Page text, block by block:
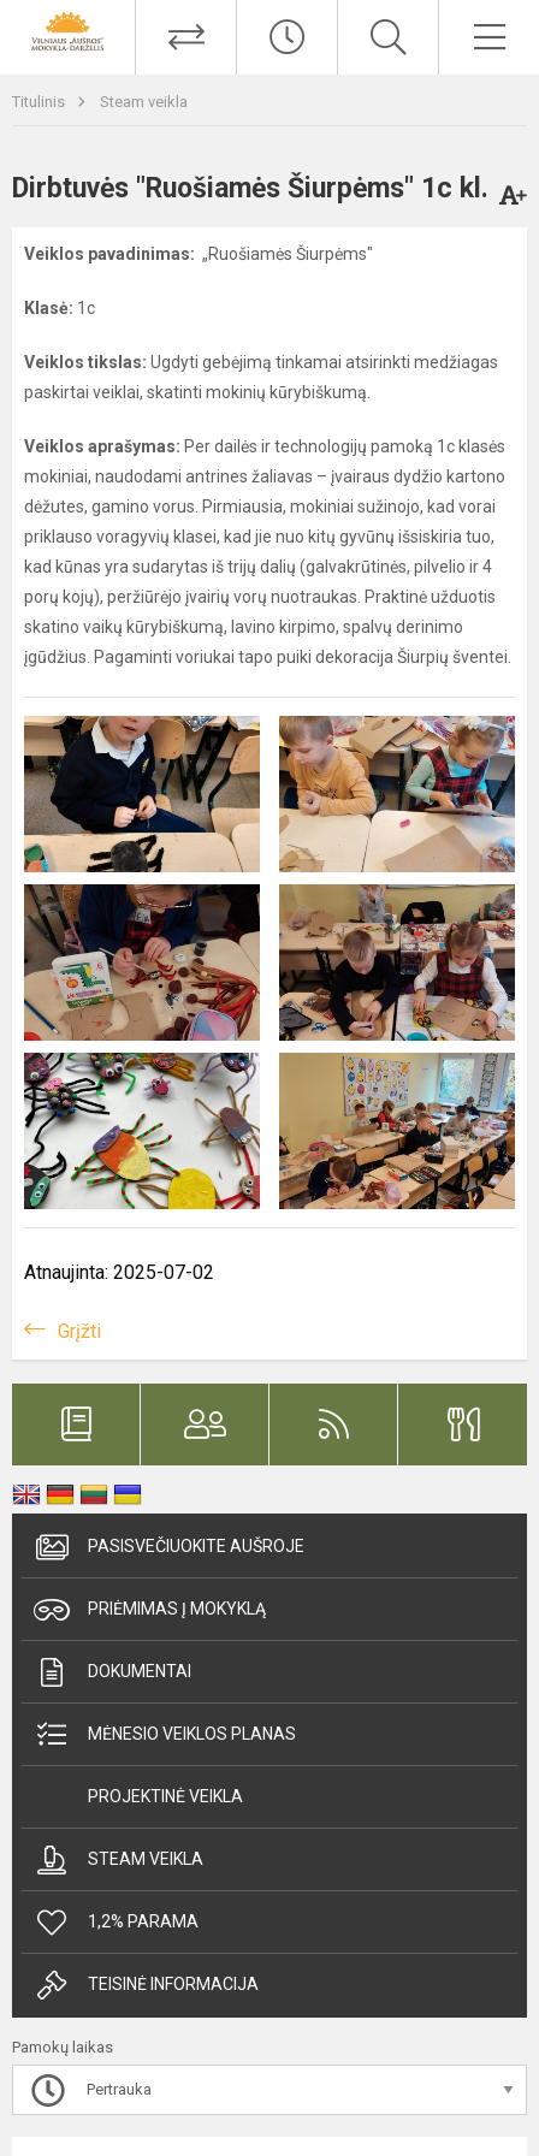
Titulinis Steam veikla
Dirbtuvės "Ruošiamės Šiurpėms" 1c kl.
Veiklos pavadinimas: „Ruošiamės Šiurpėms"
Klasė: 1c
Veiklos tikslas: Ugdyti gebėjimą tinkamai atsirinkti medžiagas
paskirtai veiklai, skatinti mokinių kūrybiškumą.
Veiklos aprašymas: Per dailės ir technologijų pamoką 1c klasės
mokiniai, naudodami antrines žaliavas – įvairaus dydžio kartono
dėžutes, gamino vorus. Pirmiausia, mokiniai sužinojo, kad vorai
priklauso voragyvių klasei, kad jie nuo kitų gyvūnų išsiskiria tuo,
kad kūnas yra sudarytas iš trijų dalių (galvakrūtinės, pilvelio ir 4
porų kojų), peržiūrėjo įvairių vorų nuotraukas. Praktinė užduotis
skatino vaikų kūrybiškumą, lavino kirpimo, spalvų derinimo
įgūdžius. Pagaminti voriukai tapo puiki dekoracija Šiurpių šventei.
Atnaujinta: 2025-07-02
Grįžti
PASISVEČIUOKITE AUŠROJE
PRIĖMIMAS Į MOKYKLĄ
DOKUMENTAI
MĖNESIO VEIKLOS PLANAS
PROJEKTINĖ VEIKLA
STEAM VEIKLA
1,2% PARAMA
TEISINĖ INFORMACIJA
Pamokų laikas
Pertrauka